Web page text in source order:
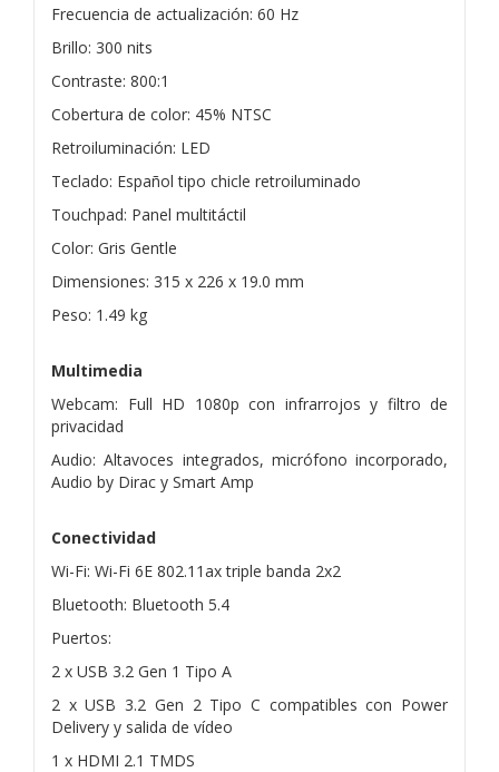
Frecuencia de actualización: 60 Hz
Brillo: 300 nits
Contraste: 800:1
Cobertura de color: 45% NTSC
Retroiluminación: LED
Teclado: Español tipo chicle retroiluminado
Touchpad: Panel multitáctil
Color: Gris Gentle
Dimensiones: 315 x 226 x 19.0 mm
Peso: 1.49 kg
Multimedia
Webcam: Full HD 1080p con infrarrojos y filtro de
privacidad
Audio: Altavoces integrados, micrófono incorporado,
Audio by Dirac y Smart Amp
Conectividad
Wi-Fi: Wi-Fi 6E 802.11ax triple banda 2x2
Bluetooth: Bluetooth 5.4
Puertos:
2 x USB 3.2 Gen 1 Tipo A
2 x USB 3.2 Gen 2 Tipo C compatibles con Power
Delivery y salida de vídeo
1 x HDMI 2.1 TMDS